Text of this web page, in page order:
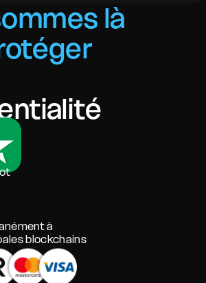
là
à
blockchains